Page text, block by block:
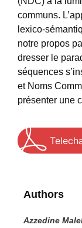
communs.
lexico-
notre propos
dresser le
séquences
et Noms
présenter une
Authors
Azzedine